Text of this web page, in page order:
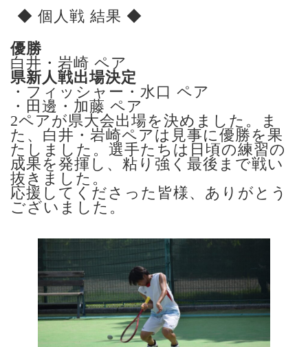
◆ 個人戦 結果 ◆
優勝
白井・岩崎 ペア
県新人戦出場決定
・フィッシャー・水口 ペア
・田邊・加藤 ペア
2ペアが県大会出場を決めました。ま
た、白井・岩崎ペアは見事に優勝を果
たしました。選手たちは日頃の練習の
成果を発揮し、粘り強く最後まで戦い
抜きました。
応援してくださった皆様、ありがとう
ございました。